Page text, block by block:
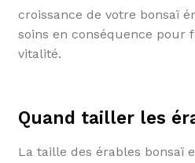
croissance de votre bonsaï
soins en conséquence pour
vitalité.
Quand tailler les
La taille des érables bonsaï